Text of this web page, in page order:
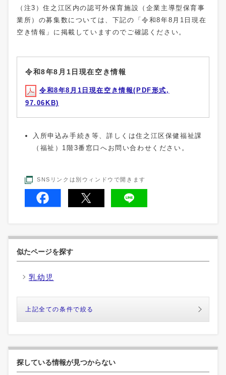
（注3）住之江区内の認可外保育施設（企業主導型保育事
業所）の募集数については、下記の「令和8年8月1日現在
空き情報」に掲載していますのでご確認ください。
令和8年8月1日現在空き情報
令和8年8月1日現在空き情報(PDF形式,
97.06KB)
入所申込み手続き等、詳しくは住之江区保健福祉課
（福祉）1階3番窓口へお問い合わせください。
SNSリンクは別ウィンドウで開きます
似たページを探す
乳幼児
上記全ての条件で絞る
探している情報が見つからない